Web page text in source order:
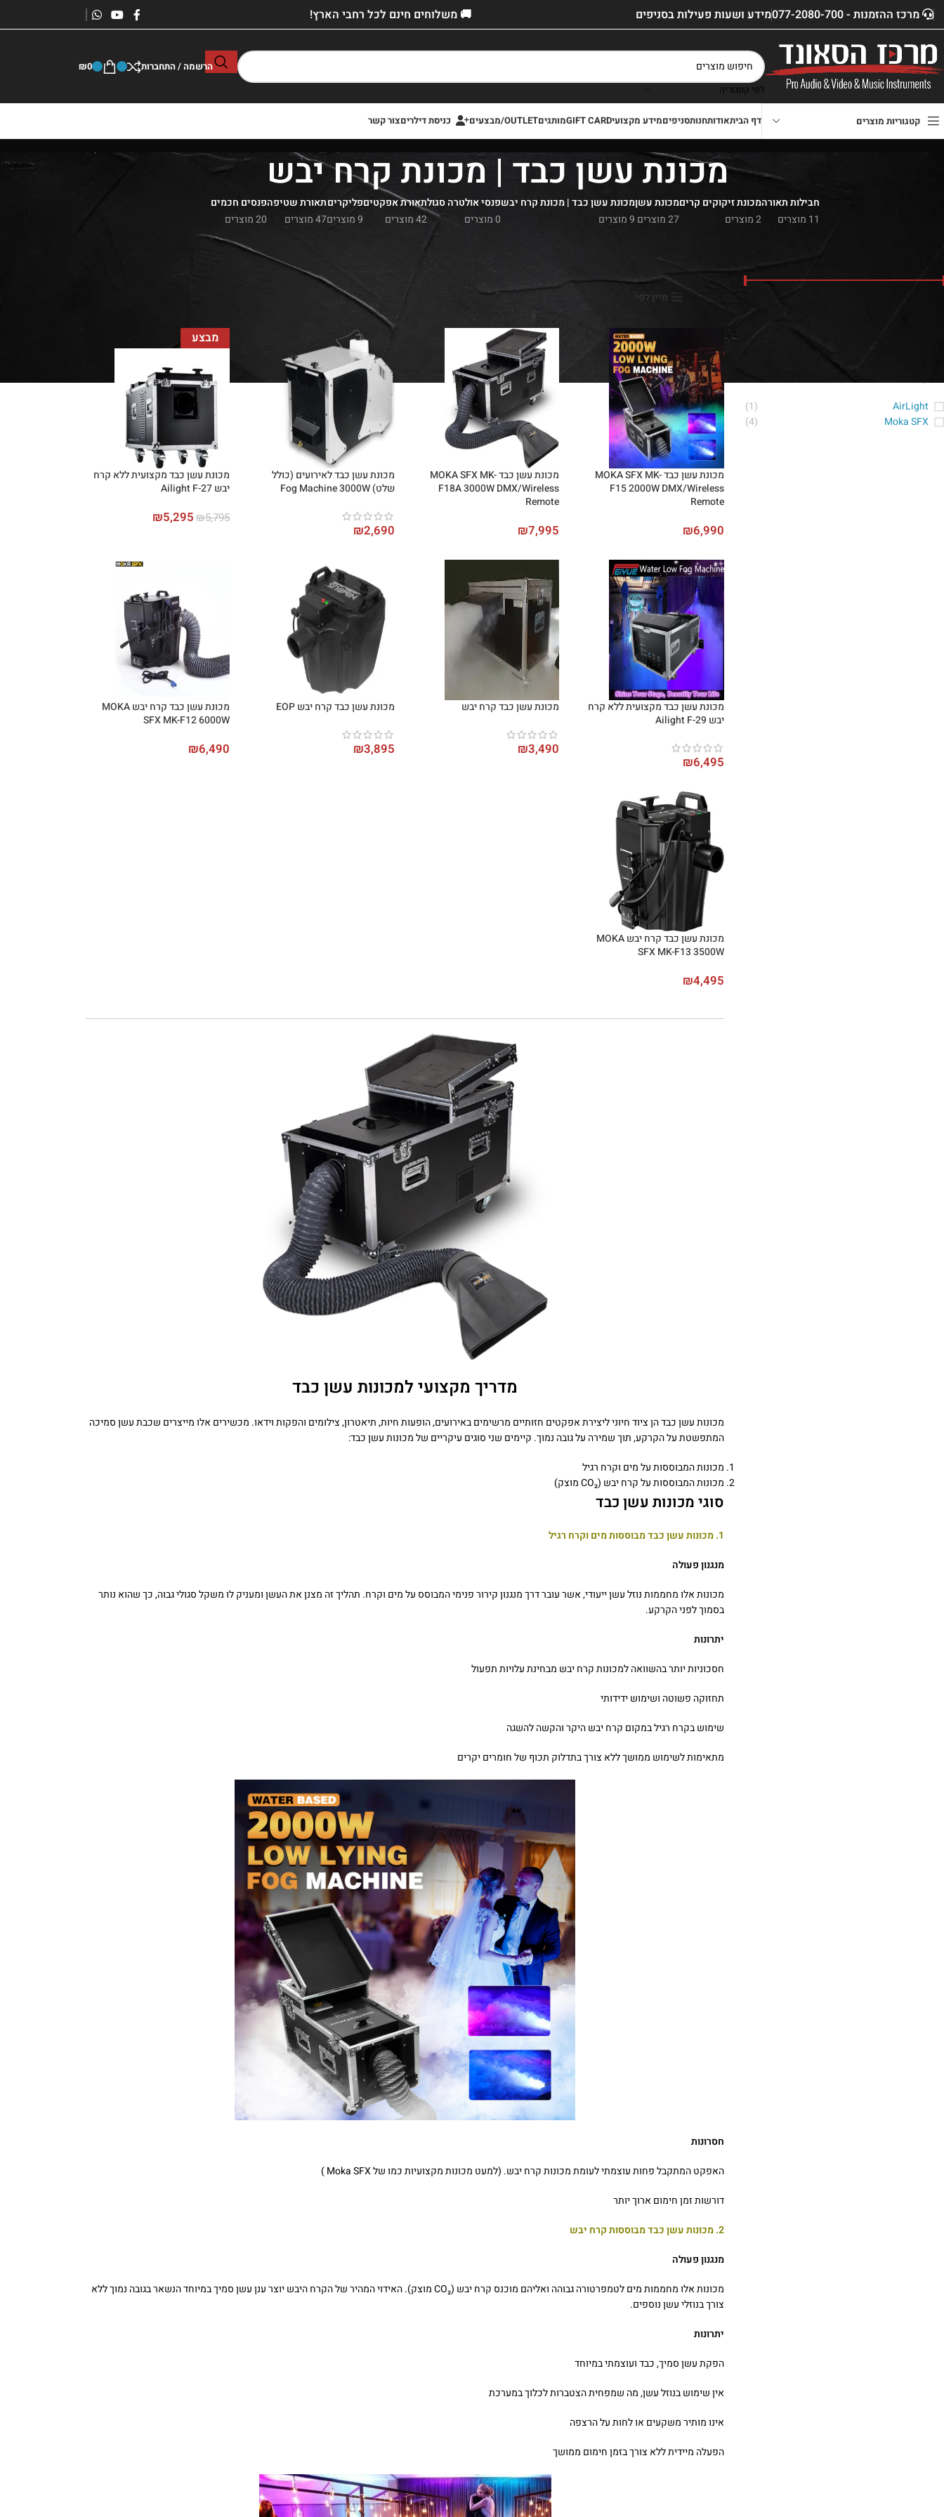
מרכז ההזמנות - 077-2080-700 מידע ושעות פעילות בסניפים 🚚 משלוחים חינם לכל רחבי הארץ!
לפי קטגוריה
הרשמה / התחברות ₪0
קטגוריות מוצרים דף הביתאודותחנותסניפיםמידע מקצועיGIFT CARDמותגיםOUTLET/מבצעים כניסת דילריםצור קשר
מכונת עשן כבד | מכונת קרח יבש
חבילות תאורה
11 מוצרים
מכונת זיקוקים קרים
2 מוצרים
מכונת עשן
27 מוצרים
מכונת עשן כבד | מכונת קרח יבש
9 מוצרים
פנסי אולטרה סגול
0 מוצרים
תאורת אפקטים
42 מוצרים
פליקרים
9 מוצרים
תאורת שטיפה
47 מוצרים
פנסים חכמים
20 מוצרים
AirLight
(1)
Moka SFX
(4)
מכונת עשן כבד | מכונת קרח יבש
המגוון הגדול בישראל של מכונות עשן כבד ומכונות קרח יבש | אספקה מיידית \ משלוחים | המחיר הזול בארץ |להזמנה
מיין לפי
מכונת עשן כבד MOKA SFX MK-
F15 2000W DMX/Wireless
Remote
₪6,990
מכונת עשן כבד MOKA SFX MK-
F18A 3000W DMX/Wireless
Remote
₪7,995
מכונת עשן כבד לאירועים (כולל
שלט) Fog Machine 3000W
₪2,690
מבצע
מכונת עשן כבד מקצועית ללא קרח
יבש Ailight F-27
₪5,795
₪5,295
מכונת עשן כבד מקצועית ללא קרח
יבש Ailight F-29
₪6,495
מכונת עשן כבד קרח יבש
₪3,490
מכונת עשן כבד קרח יבש EOP
₪3,895
מכונת עשן כבד קרח יבש MOKA
SFX MK-F12 6000W
₪6,490
מכונת עשן כבד קרח יבש MOKA
SFX MK-F13 3500W
₪4,495
מדריך מקצועי למכונות עשן כבד
מכונות עשן כבד הן ציוד חיוני ליצירת אפקטים חזותיים מרשימים באירועים, הופעות חיות, תיאטרון, צילומים והפקות וידאו. מכשירים אלו מייצרים שכבת עשן סמיכה
המתפשטת על הקרקע, תוך שמירה על גובה נמוך. קיימים שני סוגים עיקריים של מכונות עשן כבד:
מכונות המבוססות על מים וקרח רגיל
מכונות המבוססות על קרח יבש (CO₂ מוצק)
סוגי מכונות עשן כבד
1. מכונות עשן כבד מבוססות מים וקרח רגיל
מנגנון פעולה
מכונות אלו מחממות נוזל עשן ייעודי, אשר עובר דרך מנגנון קירור פנימי המבוסס על מים וקרח. תהליך זה מצנן את העשן ומעניק לו משקל סגולי גבוה, כך שהוא נותר
בסמוך לפני הקרקע.
יתרונות
חסכוניות יותר בהשוואה למכונות קרח יבש מבחינת עלויות תפעול
תחזוקה פשוטה ושימוש ידידותי
שימוש בקרח רגיל במקום קרח יבש היקר והקשה להשגה
מתאימות לשימוש ממושך ללא צורך בתדלוק תכוף של חומרים יקרים
חסרונות
האפקט המתקבל פחות עוצמתי לעומת מכונות קרח יבש. (למעט מכונות מקצועיות כמו של Moka SFX )
דורשות זמן חימום ארוך יותר
2. מכונות עשן כבד מבוססות קרח יבש
מנגנון פעולה
מכונות אלו מחממות מים לטמפרטורה גבוהה ואליהם מוכנס קרח יבש (CO₂ מוצק). האידוי המהיר של הקרח היבש יוצר ענן עשן סמיך במיוחד הנשאר בגובה נמוך ללא
צורך בנוזלי עשן נוספים.
יתרונות
הפקת עשן סמיך, כבד ועוצמתי במיוחד
אין שימוש בנוזל עשן, מה שמפחית הצטברות לכלוך במערכת
אינו מותיר משקעים או לחות על הרצפה
הפעלה מיידית ללא צורך בזמן חימום ממושך